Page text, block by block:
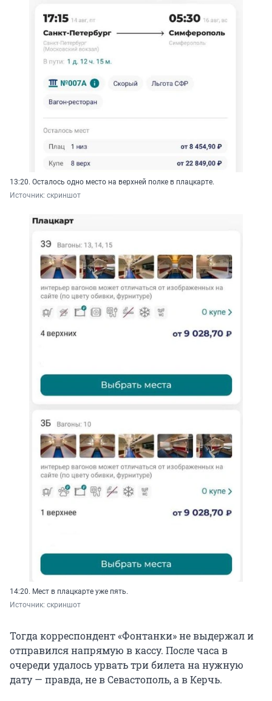
13:20. Осталось одно место на верхней полке в плацкарте.
Источник: скриншот
14:20. Мест в плацкарте уже пять.
Источник: скриншот
Тогда корреспондент «Фонтанки» не выдержал и
отправился напрямую в кассу. После часа в
очереди удалось урвать три билета на нужную
дату — правда, не в Севастополь, а в Керчь.